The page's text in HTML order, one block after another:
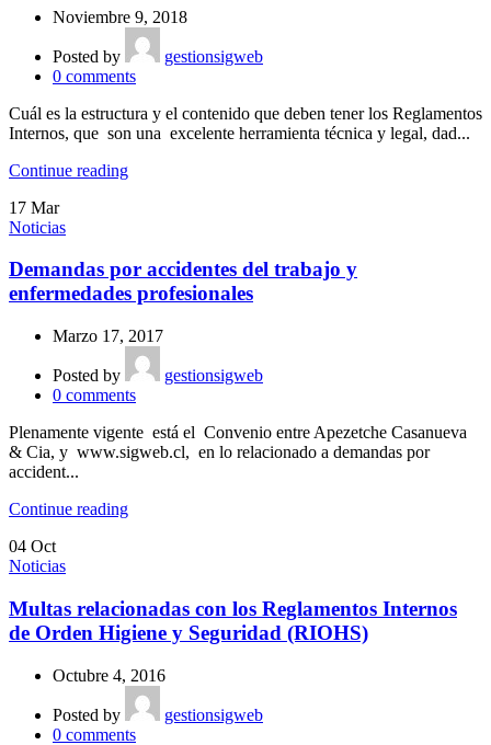
Noviembre 9, 2018
Posted by
gestionsigweb
0 comments
Cuál es la estructura y el contenido que deben tener los Reglamentos
Internos, que son una excelente herramienta técnica y legal, dad...
Continue reading
17 Mar
Noticias
Demandas por accidentes del trabajo y
enfermedades profesionales
Marzo 17, 2017
Posted by
gestionsigweb
0 comments
Plenamente vigente está el Convenio entre Apezetche Casanueva
& Cia, y www.sigweb.cl, en lo relacionado a demandas por
accident...
Continue reading
04 Oct
Noticias
Multas relacionadas con los Reglamentos Internos
de Orden Higiene y Seguridad (RIOHS)
Octubre 4, 2016
Posted by
gestionsigweb
0 comments